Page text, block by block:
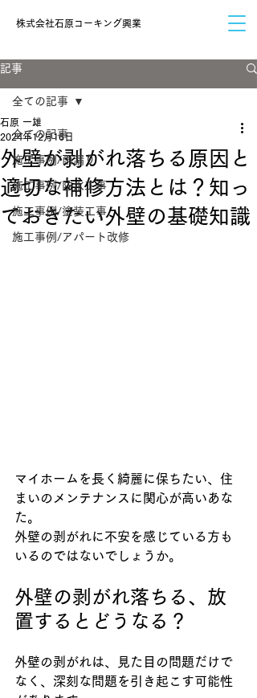
​株式会社石原コーキング興業
記事
全ての記事
施工事例/雨漏り
施工事例/防水工事
施工事例/塗装工事
施工事例/アパート改修
全ての記事
外壁が剥がれ落ちる原因と
適切な補修方法とは？知っ
ておきたい外壁の基礎知識
石原 一雄
2024年12月16日
マイホームを長く綺麗に保ちたい、住
まいのメンテナンスに関心が高いあな
た。
外壁の剥がれに不安を感じている方も
いるのではないでしょうか。
外壁の剥がれ落ちる、放
置するとどうなる？
外壁の剥がれは、見た目の問題だけで
なく、深刻な問題を引き起こす可能性